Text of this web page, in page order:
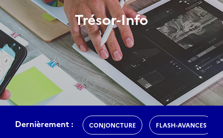
Trésor-Info
Dernièrement : CONJONCTURE FLASH-AVANCES